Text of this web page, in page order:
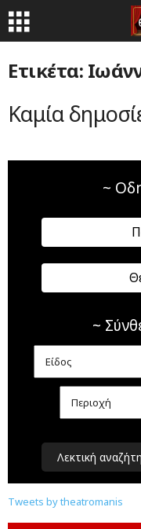
Ετικέτα:
Καμία
~
~
Λεκτική
Tweets by theatromanis